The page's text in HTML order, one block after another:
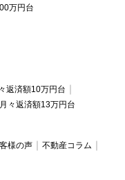
万円台
返済額10万円台
月々返済額13万円台
様の声
不動産コラム